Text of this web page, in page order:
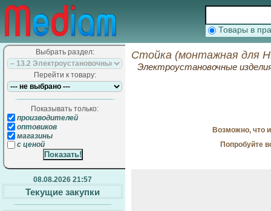
Товары в
Выбрать раздел:
Перейти к товару:
Показывать только:
производителей
оптовиков
магазины
с ценой
08.08.2026 21:57
Текущие закупки
Стойка (монтажная для
Электроустановочные
Возможно, что
Попробуйте